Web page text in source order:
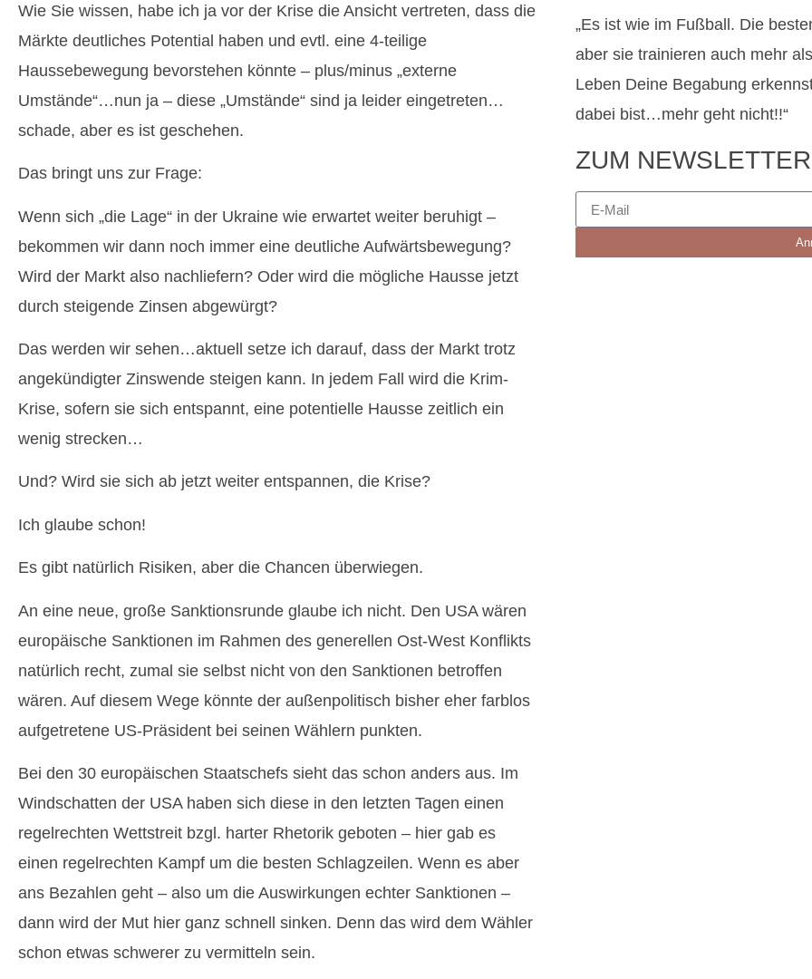
Wie Sie wissen, habe ich ja vor der Krise die Ansicht vertreten, dass die
Märkte deutliches Potential haben und evtl. eine 4-teilige
Haussebewegung bevorstehen könnte – plus/minus „externe
Umstände“…nun ja – diese „Umstände“ sind ja leider eingetreten…
schade, aber es ist geschehen.
Das bringt uns zur Frage:
Wenn sich „die Lage“ in der Ukraine wie erwartet weiter beruhigt –
bekommen wir dann noch immer eine deutliche Aufwärtsbewegung?
Wird der Markt also nachliefern? Oder wird die mögliche Hausse jetzt
durch steigende Zinsen abgewürgt?
Das werden wir sehen…aktuell setze ich darauf, dass der Markt trotz
angekündigter Zinswende steigen kann. In jedem Fall wird die Krim-
Krise, sofern sie sich entspannt, eine potentielle Hausse zeitlich ein
wenig strecken…
Und? Wird sie sich ab jetzt weiter entspannen, die Krise?
Ich glaube schon!
Es gibt natürlich Risiken, aber die Chancen überwiegen.
An eine neue, große Sanktionsrunde glaube ich nicht. Den USA wären
europäische Sanktionen im Rahmen des generellen Ost-West Konflikts
natürlich recht, zumal sie selbst nicht von den Sanktionen betroffen
wären. Auf diesem Wege könnte der außenpolitisch bisher eher farblos
aufgetretene US-Präsident bei seinen Wählern punkten.
Bei den 30 europäischen Staatschefs sieht das schon anders aus. Im
Windschatten der USA haben sich diese in den letzten Tagen einen
regelrechten Wettstreit bzgl. harter Rhetorik geboten – hier gab es
einen regelrechten Kampf um die besten Schlagzeilen. Wenn es aber
ans Bezahlen geht – also um die Auswirkungen echter Sanktionen –
dann wird der Mut hier ganz schnell sinken. Denn das wird dem Wähler
schon etwas schwerer zu vermitteln sein.
„Es ist wie im Fußball. Die
aber sie trainieren auch mehr
Leben Deine Begabung
dabei bist…mehr geht nicht!!“
ZUM